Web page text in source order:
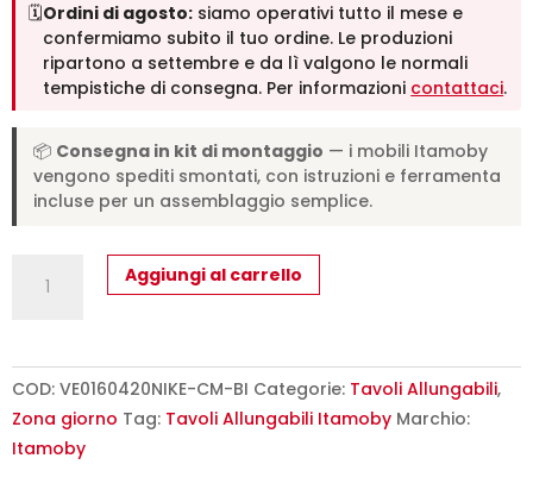
🗓️Ordini di agosto: siamo operativi tutto il mese e
confermiamo subito il tuo ordine. Le produzioni
ripartono a settembre e da lì valgono le normali
tempistiche di consegna. Per informazioni contattaci.
📦 Consegna in kit di montaggio — i mobili Itamoby
vengono spediti smontati, con istruzioni e ferramenta
incluse per un assemblaggio semplice.
allungabile
Niket
cemento
gambe
Aggiungi al carrello
COD: VE0160420NIKE-CM-BI Categorie: Tavoli Allungabili,
Zona giorno Tag: Tavoli Allungabili Itamoby Marchio:
Itamoby